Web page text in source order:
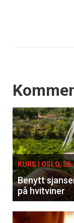
Events
KURS I OSLO,
Benytt
på hvitviner